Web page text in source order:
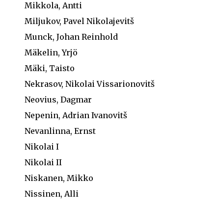
Mikkola, Antti
Miljukov, Pavel Nikolajevitš
Munck, Johan Reinhold
Mäkelin, Yrjö
Mäki, Taisto
Nekrasov, Nikolai Vissarionovitš
Neovius, Dagmar
Nepenin, Adrian Ivanovitš
Nevanlinna, Ernst
Nikolai I
Nikolai II
Niskanen, Mikko
Nissinen, Alli